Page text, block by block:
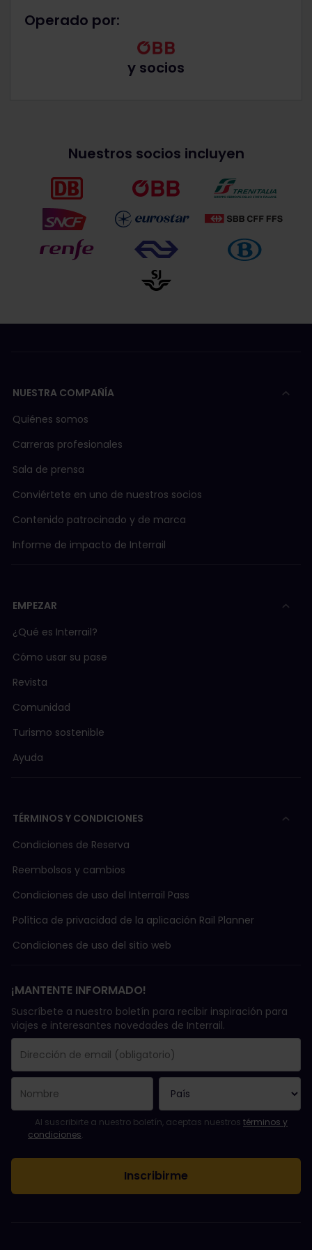
Operado por:
y socios
Nuestros socios incluyen
NUESTRA COMPAÑÍA
Quiénes somos
Carreras profesionales
Sala de prensa
Conviértete en uno de nuestros socios
Contenido patrocinado y de marca
Informe de impacto de Interrail
EMPEZAR
¿Qué es Interrail?
Cómo usar su pase
Revista
Comunidad
Turismo sostenible
Ayuda
TÉRMINOS Y CONDICIONES
Condiciones de Reserva
Reembolsos y cambios
Condiciones de uso del Interrail Pass
Política de privacidad de la aplicación Rail Planner
Condiciones de uso del sitio web
¡MANTENTE INFORMADO!
Suscríbete a nuestro boletín para recibir inspiración para
viajes e interesantes novedades de Interrail.
Se suscribió con éxito.
El campo de dirección de email es obligatorio.
La dirección de email no es válida.
Ha habido un fallo al suscribirte al boletín. Vuelve a intentarlo
¡Ya te has suscrito a este boletín!
Acepta los términos y condiciones para suscribirte al boletín
Al suscribirte a nuestro boletín, aceptas nuestros términos y
condiciones.